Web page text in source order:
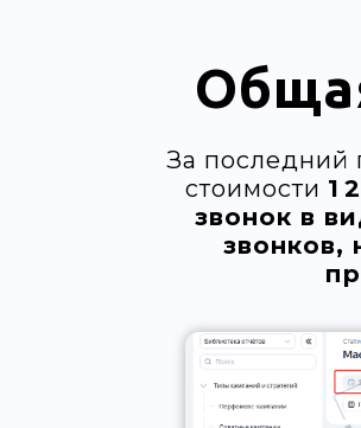
За последний
стоимости 1
звонок в
звонков,